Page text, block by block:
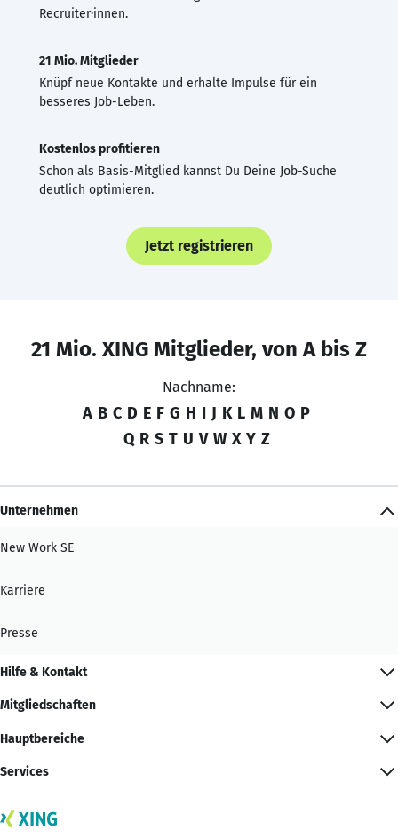
Recruiter·innen.
21 Mio. Mitglieder
Knüpf neue Kontakte und erhalte Impulse für ein
besseres Job-Leben.
Kostenlos profitieren
Schon als Basis-Mitglied kannst Du Deine Job-Suche
deutlich optimieren.
Jetzt registrieren
21 Mio. XING Mitglieder, von A bis Z
Nachname:
A B C D E F G H I J K L M N O P
Q R S T U V W X Y Z
Unternehmen
New Work SE
Karriere
Presse
Hilfe & Kontakt
Mitgliedschaften
Hauptbereiche
Services